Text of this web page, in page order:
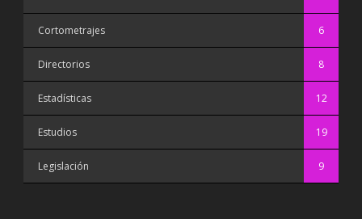
Cortometrajes 6
Directorios 8
Estadísticas 12
Estudios 19
Legislación 9